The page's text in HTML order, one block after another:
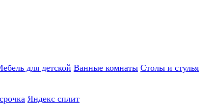
для детской Ванные комнаты Столы и стулья
Яндекс сплит